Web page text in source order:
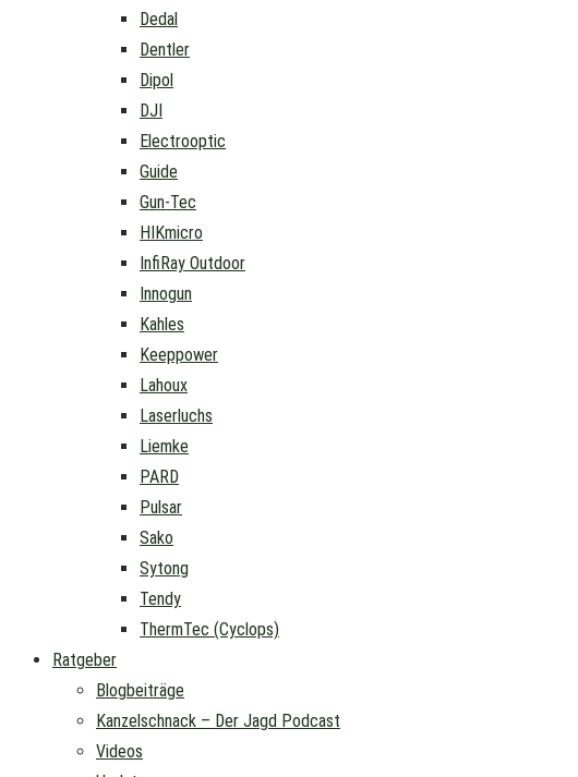
Dedal
Dentler
Dipol
DJI
Electrooptic
Guide
Gun-Tec
HIKmicro
InfiRay Outdoor
Innogun
Kahles
Keeppower
Lahoux
Laserluchs
Liemke
PARD
Pulsar
Sako
Sytong
Tendy
ThermTec (Cyclops)
Ratgeber
Blogbeiträge
Kanzelschnack – Der Jagd Podcast
Videos